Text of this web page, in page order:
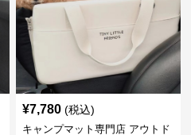
¥7,780 (税込)
キャンプマット専門店 アウトド